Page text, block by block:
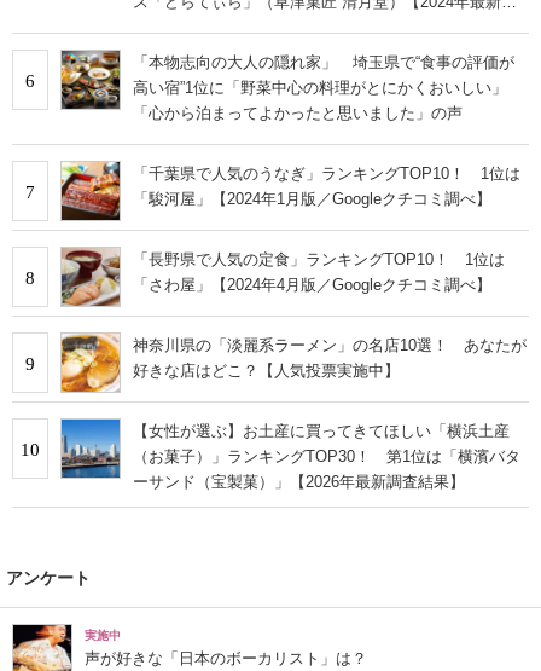
6
「本物志向の大人の隠れ家」 埼玉県で“食事の評価が
高い宿”1位に「野菜中心の料理がとにかくおいしい」
「心から泊まってよかったと思いました」の声
7
「千葉県で人気のうなぎ」ランキングTOP10！ 1位は
「駿河屋」【2024年1月版／Googleクチコミ調べ】
8
「長野県で人気の定食」ランキングTOP10！ 1位は
「さわ屋」【2024年4月版／Googleクチコミ調べ】
9
神奈川県の「淡麗系ラーメン」の名店10選！ あなたが
好きな店はどこ？【人気投票実施中】
10
【女性が選ぶ】お土産に買ってきてほしい「横浜土産
（お菓子）」ランキングTOP30！ 第1位は「横濱バタ
ーサンド（宝製菓）」【2026年最新調査結果】
アンケート
実施中
声が好きな「日本のボーカリスト」は？